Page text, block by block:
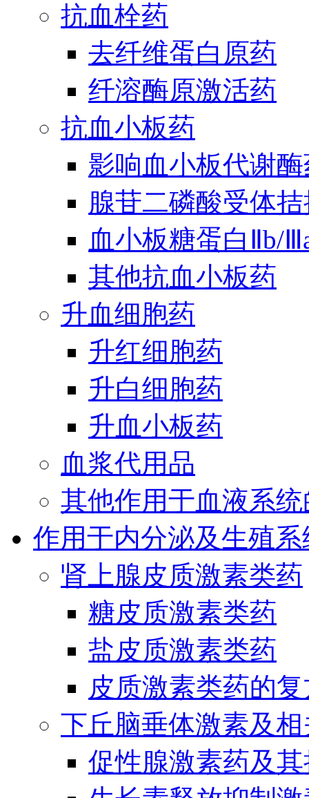
抗血栓药
去纤维蛋白原药
纤溶酶原激活药
抗血小板药
影响血小板代谢
腺苷二磷酸受体
血小板糖蛋白Ⅱb/
其他抗血小板药
升血细胞药
升红细胞药
升白细胞药
升血小板药
血浆代用品
其他作用于血液系
作用于内分泌及生殖
肾上腺皮质激素类药
糖皮质激素类药
盐皮质激素类药
皮质激素类药的
下丘脑垂体激素及
促性腺激素药及